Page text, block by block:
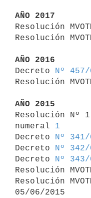
AÑO 2017
Resolución
Resolución
AÑO 2016
Decreto
Nº 457/
Resolución
AÑO 2015
Resolución Nº
numeral 1
Decreto
Nº 341/
Decreto
Nº 342/
Decreto
Nº 343/
Resolución
Resolución
05/06/2015